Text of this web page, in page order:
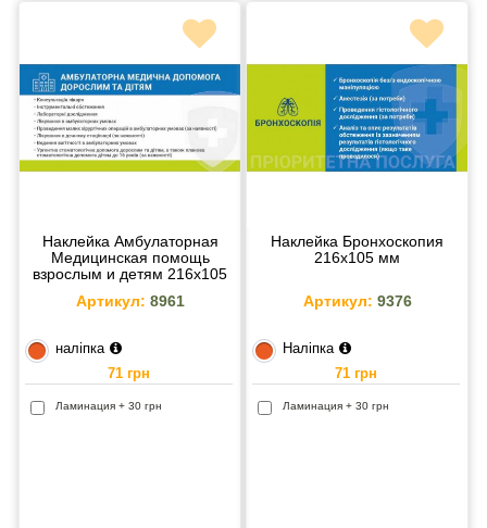
Наклейка Амбулаторная
Медицинская помощь
взрослым и детям 216х105
Артикул: 8961
наліпка
71 грн
Ламинация + 30 грн
Наклейка Бронхоскопия
216х105 мм
Артикул: 9376
Наліпка
71 грн
Ламинация + 30 грн